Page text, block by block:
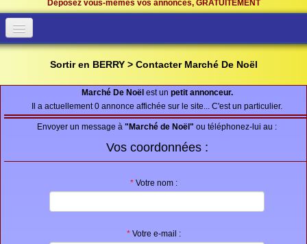
Déposez vous-mêmes vos annonces, GRATUITEMENT
Partenaires
Recherche
Sortir en BERRY > Contacter Marché De Noël
Marché De Noël est un petit annonceur.
Il a actuellement 0 annonce affichée sur le site... C'est un particulier.
Envoyer un message à "Marché de Noël" ou téléphonez-lui au :
Vos coordonnées :
* Votre nom :
* Votre e-mail :